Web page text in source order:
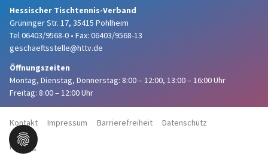
Hessischer Tischtennis-Verband
Grüninger Str. 17, 35415 Pohlheim
Tel 06403/9568-0 • Fax: 06403/9568-13
geschaeftsstelle@httv.de
Öffnungszeiten
Montag, Dienstag, Donnerstag: 8:00 – 12:00, 13:00 – 16:00 Uhr
Freitag: 8:00 – 12:00 Uhr
Kontakt Impressum Barrierefreiheit Datenschutz
Haftung